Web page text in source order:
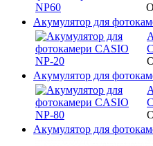
Акумулятор для
Акумулятор для
Акумулятор для